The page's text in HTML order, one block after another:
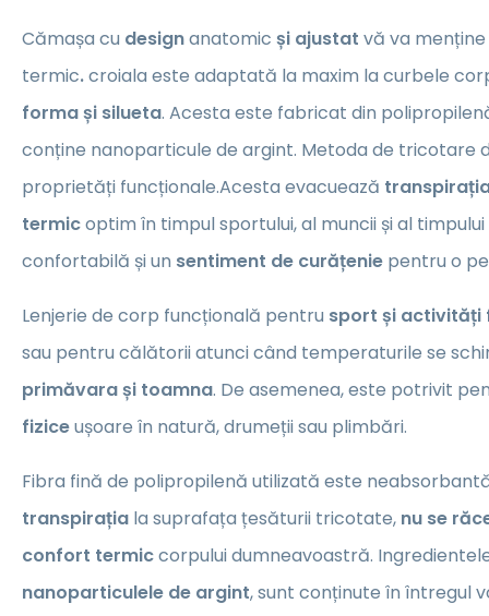
Cămașa cu designanatomic și ajustat vă va
termic.croiala este adaptată la maxim la curbele
forma și silueta. Acesta este fabricat din
conține nanoparticule de argint. Metoda de tricotare
proprietăți funcționale.Acesta evacuează
termicoptim în timpul sportului, al muncii și al
confortabilă și un sentiment de curățenie pentru o
Lenjerie de corp funcțională pentru sport și activități
sau pentru călătorii atunci când temperaturile se
primăvara și toamna. De asemenea, este potrivit
fiziceușoare în natură, drumeții sau plimbări.
Fibra fină de polipropilenă utilizată este
transpirația la suprafața țesăturii tricotate, nu se
confort termiccorpului dumneavoastră.
nanoparticulele de argint, sunt conținute în întregul